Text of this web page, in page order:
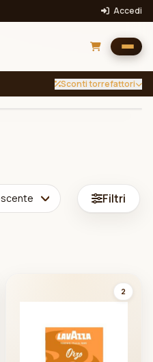
Accedi
Sconti torrefattori
Filtri
2